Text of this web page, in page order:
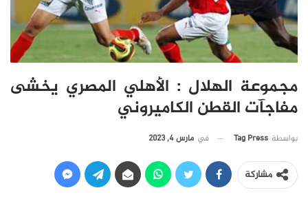
مجموعة الهلال : الأهلي المصري يخشى
مفاجآت القطن الكاميروني
بواسطة Tag Press في مارس 4, 2023
مشاركة